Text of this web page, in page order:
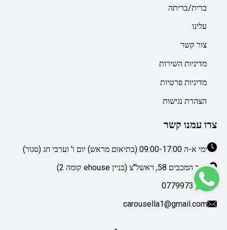
ברית/בריתה
עלינו
צור קשר
מדיניות השירות
מדיניות פרטיות
הצהרת נגישות
צרו עמנו קשר
ימי א-ה 09:00-17:00 (בתיאום מראש) יום ו' וערבי חג (סגור)
דרך המכבים 58, ראשל"צ (בניין ehouse קומה 2)
0779973076
carousella1@gmail.com